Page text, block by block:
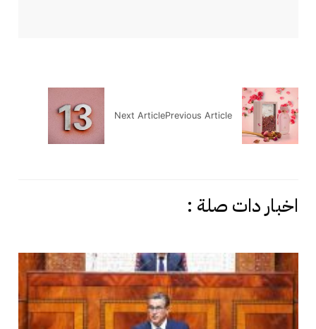
Previous Article
Next Article
اخبار دات صلة :